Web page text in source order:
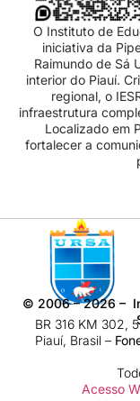
O Instituto de
iniciativa da
Raimundo de Sá
interior do Piauí.
regional, o
infraestrutura
Localizado em
fortalecer a
© 2006 – 2026 –
BR 316 KM 302,
Piauí, Brasil –
Acesso